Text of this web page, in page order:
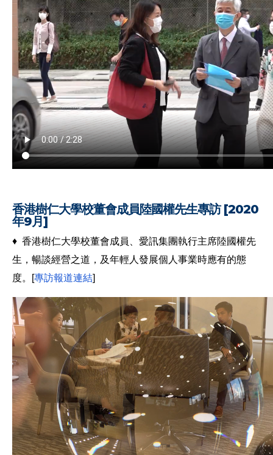
香港樹仁大學校董會成員陸國權先生專訪 [2020
年9月]
♦ 香港樹仁大學校董會成員、愛訊集團執行主席陸國權先
生，暢談經營之道，及年輕人發展個人事業時應有的態
度。[專訪報道連結]